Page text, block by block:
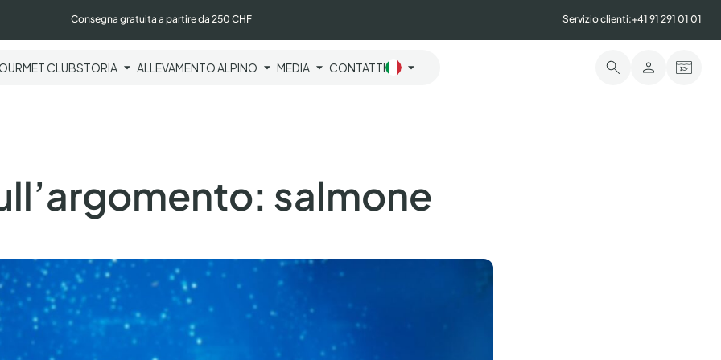
Consegna gratuita a partire da 250 CHF Servizio clienti:+41 91 291 01 01
CLUBSTORIA ALLEVAMENTO ALPINO MEDIA CONTATTI
salmone